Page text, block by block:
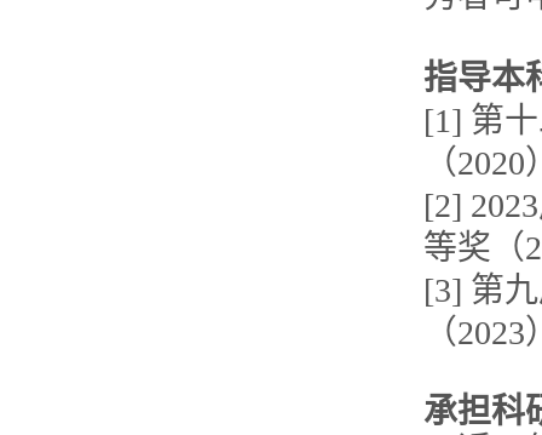
指导本
[1] 第
（2020
[2]
等奖（
[3] 第
（2023
承担科